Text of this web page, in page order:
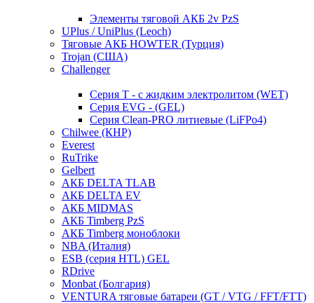
Элементы тяговой АКБ 2v PzS
UPlus / UniPlus (Leoch)
Тяговые АКБ HOWTER (Турция)
Trojan (США)
Challenger
Серия T - с жидким электролитом (WET)
Серия EVG - (GEL)
Серия Clean-PRO литиевые (LiFPo4)
Chilwee (КНР)
Everest
RuTrike
Gelbert
АКБ DELTA TLAB
АКБ DELTA EV
АКБ MIDMAS
АКБ Timberg PzS
АКБ Timberg моноблоки
NBA (Италия)
ESB (серия HTL) GEL
RDrive
Monbat (Болгария)
VENTURA тяговые батареи (GT / VTG / FFT/FTT)